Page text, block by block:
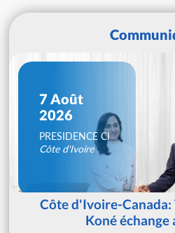
7 Août
2026
PRESIDENCE CI
Côte d'Ivoire
Côte d'Ivoire-
Koné échange